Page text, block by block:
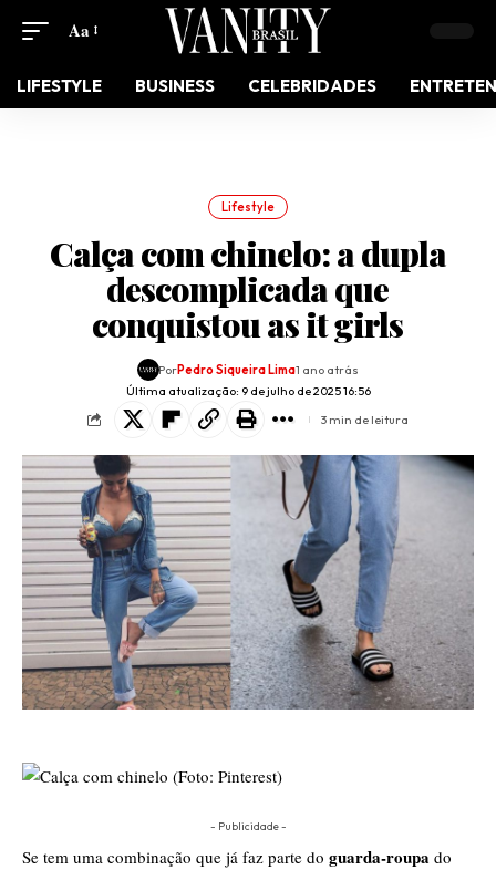
Aa
LIFESTYLE BUSINESS CELEBRIDADES
Lifestyle
Calça com chinelo: a dupla
descomplicada que
conquistou as it girls
Última atualização: 9 de julho de 2025 16:56
PorPedro Siqueira Lima1 ano atrás
3 min de leitura
- Publicidade -
Se tem uma combinação que já faz parte do guarda-roupa do